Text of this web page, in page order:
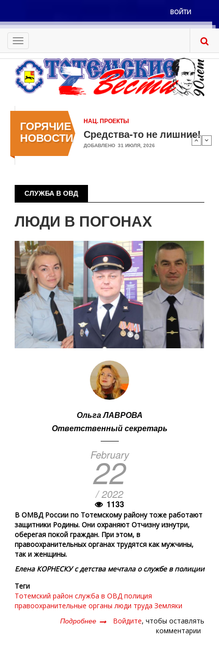
основному
содержанию
Меню
учётной
записи
пользователя
ВОЙТИ
Toggle
navigation
ГОРЯЧИЕ
НОВОСТИ
НАЦ. ПРОЕКТЫ
Средства-то не лишние!
ДОБАВЛЕНО 31 ИЮЛЯ, 2026
СЛУЖБА В ОВД
ЛЮДИ В ПОГОНАХ
Ольга ЛАВРОВА
Ответственный секретарь
February
22
/ 2022
1133
В ОМВД России по Тотемскому району тоже работают
защитники Родины. Они охраняют Отчизну изнутри,
оберегая покой граждан. При этом, в
правоохранительных органах трудятся как мужчины,
так и женщины.
Елена КОРНЕСКУ с детства мечтала о службе в полиции
Теги
Тотемский район служба в ОВД полиция
правоохранительные органы люди труда Земляки
Подробнее о
Войдите, чтобы оставлять
комментарии